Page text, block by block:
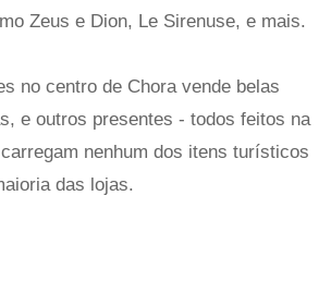
Zeus e Dion, Le Sirenuse, e mais.
no centro de Chora vende belas
e outros presentes - todos feitos na
nenhum dos itens turísticos
das lojas.